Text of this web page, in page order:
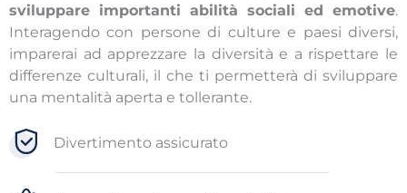
sviluppare importanti abilità sociali ed emotive.
Interagendo con persone di culture e paesi diversi,
imparerai ad apprezzare la diversità e a rispettare le
differenze culturali, il che ti permetterà di sviluppare
una mentalità aperta e tollerante.
Divertimento assicurato